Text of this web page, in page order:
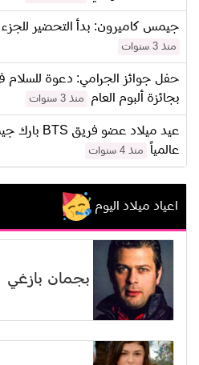
جيمس كاميرون: بدأ التحضير للجزء
منذ 3 سنوات
حفل جوائز الجرامي: دعوة للسلام
بجائزة ألبوم العام
منذ 3 سنوات
عالمياً
منذ 4 سنوات
اعياد ميلاد اليوم
بجمان بازغي